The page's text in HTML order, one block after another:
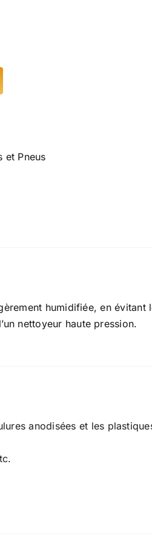
et Pneus
humidifiée, en évitant
nettoyeur haute pression.
anodisées et les